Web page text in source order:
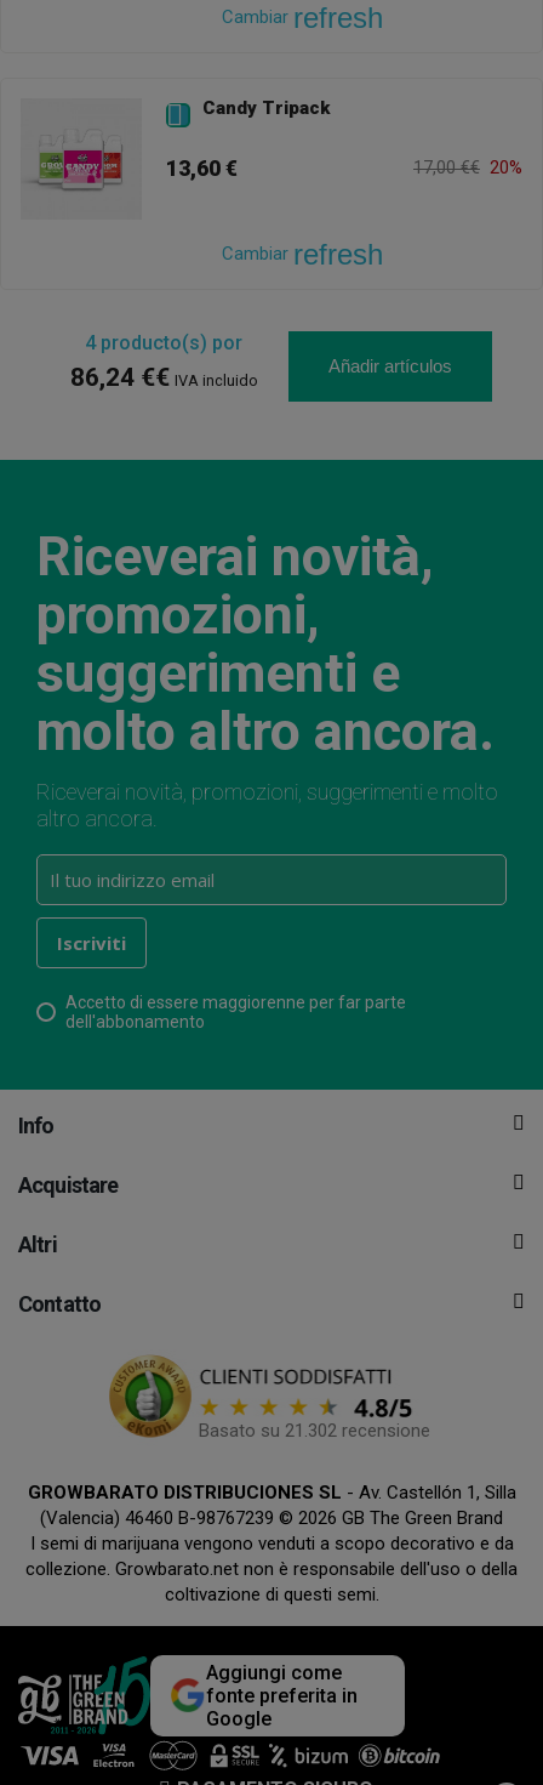
Cambiar refresh
 Candy Tripack
13,60 € 17,00 €€ 20%
Cambiar refresh
4producto(s) por
86,24 €€ IVA incluido
Añadir artículos
Riceverai novità,
promozioni,
suggerimenti e
molto altro ancora.
Riceverai novità, promozioni, suggerimenti e molto
altro ancora.
Accetto di essere maggiorenne per far parte
dell'abbonamento
Info
Acquistare
Altri
Contatto
Basato su 21.302 recensione
GROWBARATO DISTRIBUCIONES SL - Av. Castellón 1, Silla
(Valencia) 46460 B-98767239 © 2026 GB The Green Brand
I semi di marijuana vengono venduti a scopo decorativo e da
collezione. Growbarato.net non è responsabile dell'uso o della
coltivazione di questi semi.
Aggiungi come
fonte preferita in
Google